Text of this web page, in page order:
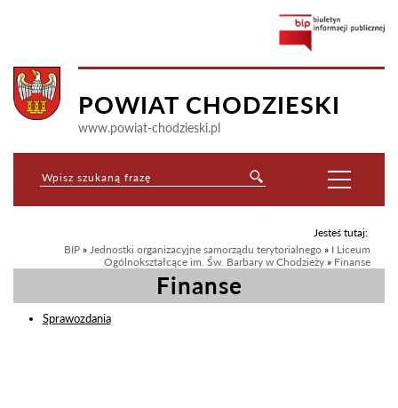
POWIAT CHODZIESKI
www.powiat-chodzieski.pl
Jesteś tutaj:
BIP » Jednostki organizacyjne samorządu terytorialnego » I Liceum
Ogólnokształcące im. Św. Barbary w Chodzieży » Finanse
Finanse
Sprawozdania